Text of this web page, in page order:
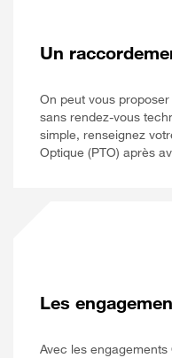
Un
On peut vous
sans rendez-vous
simple, renseignez
Optique (PTO) après
Les
Avec les